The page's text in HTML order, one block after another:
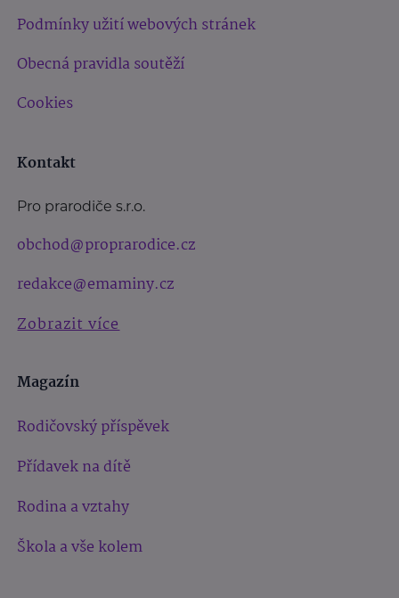
Podmínky užití webových stránek
Obecná pravidla soutěží
Cookies
Kontakt
Pro prarodiče s.r.o.
obchod@proprarodice.cz
redakce@emaminy.cz
Zobrazit více
Magazín
Rodičovský příspěvek
Přídavek na dítě
Rodina a vztahy
Škola a vše kolem